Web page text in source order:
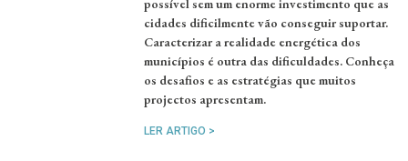
possível sem um enorme investimento que as
cidades dificilmente vão conseguir suportar.
Caracterizar a realidade energética dos
municípios é outra das dificuldades. Conheça
os desafios e as estratégias que muitos
projectos apresentam.
LER ARTIGO >